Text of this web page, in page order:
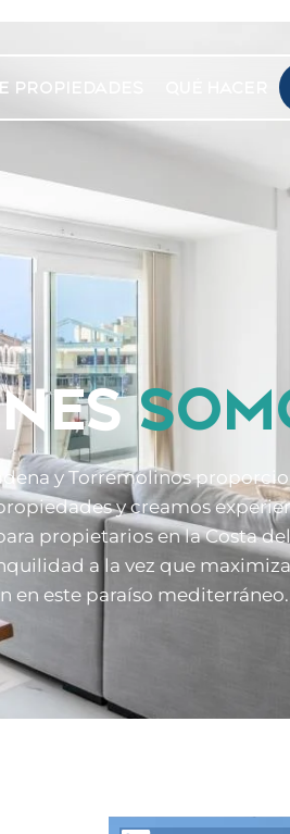
PROPIEDADES
y Torremolinos
y creamos
propietarios en la Costa
a la vez que
en este paraíso mediterráneo.